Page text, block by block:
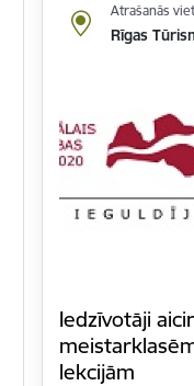
Atrašanās
Rīgas
Iedzīvotāji
lekcijām